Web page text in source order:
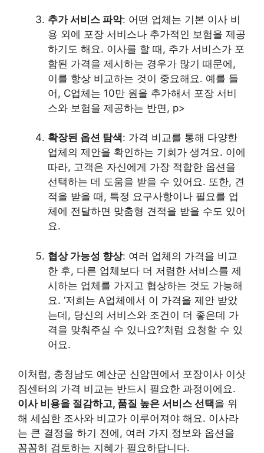
추가 서비스 파악: 어떤 업체는 기본 이사 비
용 외에 포장 서비스나 추가적인 보험을 제공
하기도 해요. 이사를 할 때, 추가 서비스가 포
함된 가격을 제시하는 경우가 많기 때문에,
이를 항상 비교하는 것이 중요해요. 예를 들
어, C업체는 10만 원을 추가해서 포장 서비
스와 보험을 제공하는 반면, p>
확장된 옵션 탐색: 가격 비교를 통해 다양한
업체의 제안을 확인하는 기회가 생겨요. 이에
따라, 고객은 자신에게 가장 적합한 옵션을
선택하는 데 도움을 받을 수 있어요. 또한, 견
적을 받을 때, 특정 요구사항이나 필요를 업
체에 전달하면 맞춤형 견적을 받을 수도 있어
요.
협상 가능성 향상: 여러 업체의 가격을 비교
한 후, 다른 업체보다 더 저렴한 서비스를 제
시하는 업체를 가지고 협상하는 것도 가능해
요. ‘저희는 A업체에서 이 가격을 제안 받았
는데, 당신의 서비스와 조건이 더 좋은데 가
격을 맞춰주실 수 있나요?’처럼 요청할 수 있
어요.
이처럼, 충청남도 예산군 신암면에서 포장이사 이삿
짐센터의 가격 비교는 반드시 필요한 과정이에요.
이사 비용을 절감하고, 품질 높은 서비스 선택을 위
해 세심한 조사와 비교가 이루어져야 해요. 이사라
는 큰 결정을 하기 전에, 여러 가지 정보와 옵션을
꼼꼼히 검토하는 지혜가 필요하답니다.